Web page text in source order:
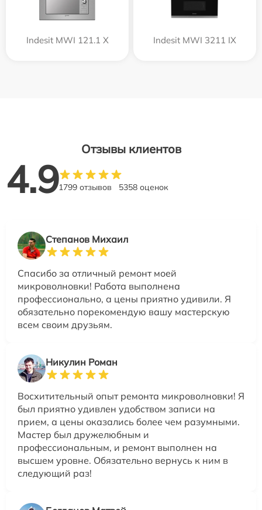
Indesit MWI 121.1 X Indesit MWI 3211 IX
Отзывы клиентов
4.91799 отзывов 5358 оценок
Степанов Михаил
Спасибо за отличный ремонт моей
микроволновки! Работа выполнена
профессионально, а цены приятно удивили. Я
обязательно порекомендую вашу мастерскую
всем своим друзьям.
Никулин Роман
Восхитительный опыт ремонта микроволновки! Я
был приятно удивлен удобством записи на
прием, а цены оказались более чем разумными.
Мастер был дружелюбным и
профессиональным, и ремонт выполнен на
высшем уровне. Обязательно вернусь к ним в
следующий раз!